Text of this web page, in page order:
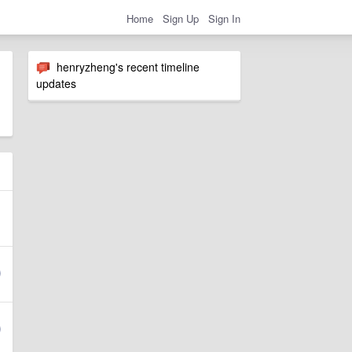
Home Sign Up Sign In
henryzheng's recent timeline
updates